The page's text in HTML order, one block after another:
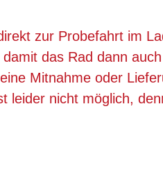
zur Probefahrt im
das Rad dann
Mitnahme oder
leider nicht möglich,